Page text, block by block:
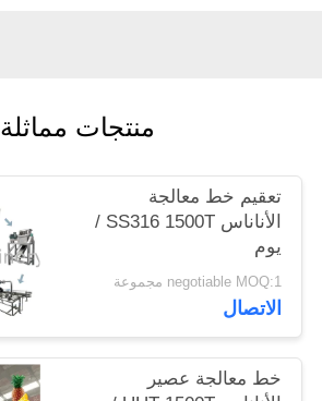
اطلب
اقتباس
خريطة
الموقع
منتجات مماثلة
تعقيم خط معالجة
الأناناس SS316 1500T /
يوم
negotiable MOQ:1 مجموعة
الاتصال
خط معالجة عصير